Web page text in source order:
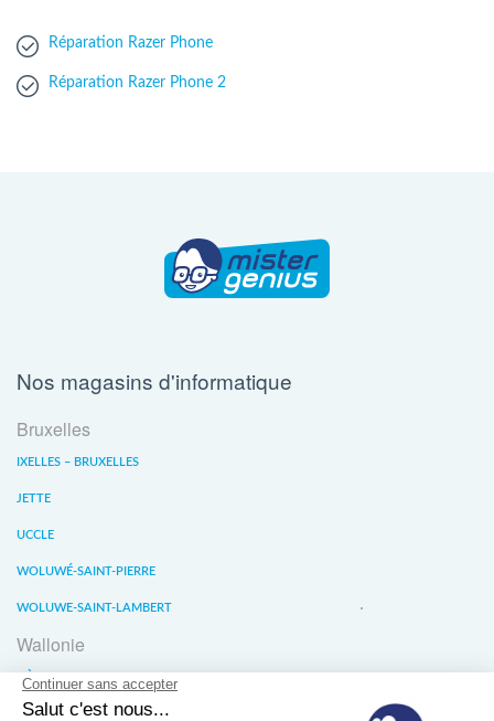
Réparation Razer Phone
Réparation Razer Phone 2
Nos magasins d'informatique
Bruxelles
IXELLES – BRUXELLES
JETTE
UCCLE
WOLUWÉ-SAINT-PIERRE
WOLUWE-SAINT-LAMBERT
Wallonie
LIÈGE
WATERLOO